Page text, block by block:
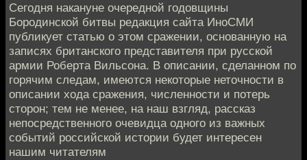
Сегодня накануне очередной годовщины
Бородинской битвы редакция сайта ИноСМИ
публикует статью о этом сражении, основанную на
записях британского представителя при русской
армии Роберта Вильсона. В описании, сделанном по
горячим следам, имеются некоторые неточности в
описании хода сражения, численности и потерь
сторон; тем не менее, на наш взгляд, рассказ
непосредственного очевидца одного из важных
событий российской истории будет интересен
нашим читателям